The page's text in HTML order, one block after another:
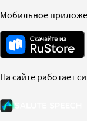
Мобильное
На сайте работает